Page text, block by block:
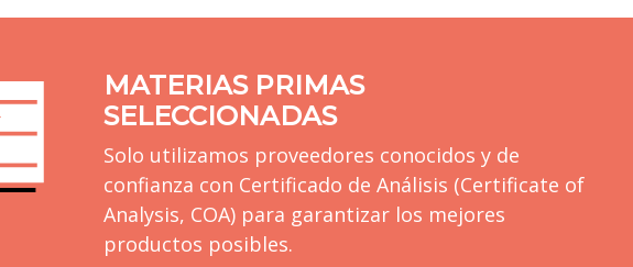
MATERIAS PRIMAS
SELECCIONADAS
Solo utilizamos proveedores conocidos y de
confianza con Certificado de Análisis (Certificate of
Analysis, COA) para garantizar los mejores
productos posibles.